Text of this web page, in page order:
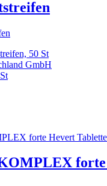
50 St
GmbH